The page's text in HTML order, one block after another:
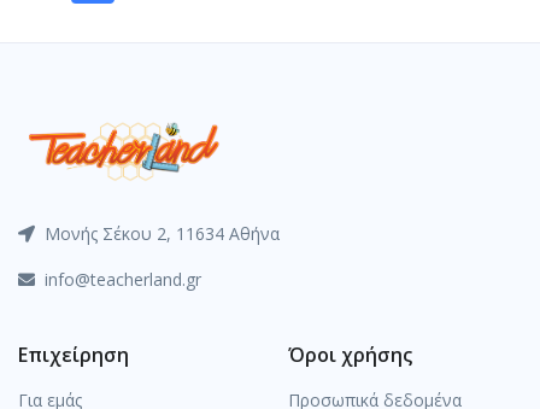
Μονής Σέκου 2, 11634 Αθήνα
info@teacherland.gr
Επιχείρηση
Για εμάς
Όροι χρήσης
Προσωπικά δεδομένα